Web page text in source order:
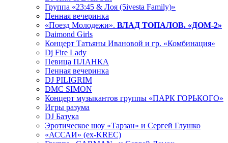
Группа «23:45 & Лоя (5ivesta Family)»
Пенная вечеринка
«Поезд Молодежи». ВЛАД ТОПАЛОВ. «ДОМ-2»
Daimond Girls
Концерт Татьяны Ивановой и гр. «Комбинация»
Dj Fire Lady
Певица ПЛАНКА
Пенная вечеринка
DJ PILIGRIM
DMC SIMON
Концерт музыкантов группы «ПАРК ГОРЬКОГО»
Игры разума
DJ Базука
Эротическое шоу «Тарзан» и Сергей Глушко
«АССАИ» (ex-KREC)